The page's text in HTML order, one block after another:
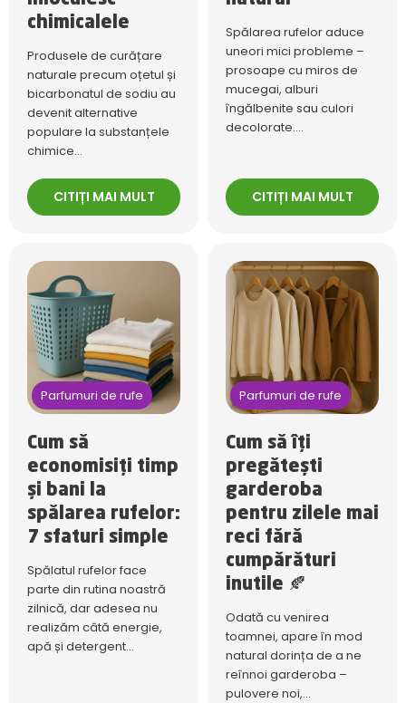
chimicalele
Produsele de curățare
naturale precum oțetul și
bicarbonatul de sodiu au
devenit alternative
populare la substanțele
chimice...
CITIȚI MAI MULT
Spălarea rufelor aduce
uneori mici probleme –
prosoape cu miros de
mucegai, alburi
îngălbenite sau culori
decolorate....
CITIȚI MAI MULT
Parfumuri de rufe
Cum să
economisiți timp
și bani la
spălarea rufelor:
7 sfaturi simple
Spălatul rufelor face
parte din rutina noastră
zilnică, dar adesea nu
realizăm câtă energie,
apă și detergent...
Parfumuri de rufe
Cum să îți
pregătești
garderoba
pentru zilele mai
reci fără
cumpărături
inutile 🍂
Odată cu venirea
toamnei, apare în mod
natural dorința de a ne
reînnoi garderoba –
pulovere noi,...